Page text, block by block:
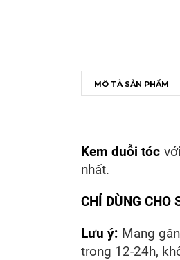
MÔ TẢ SẢN PHẨM
Kem duỗi tóc
nhất.
CHỈ DÙNG CHO
Lưu ý: Mang
trong 12-24h,